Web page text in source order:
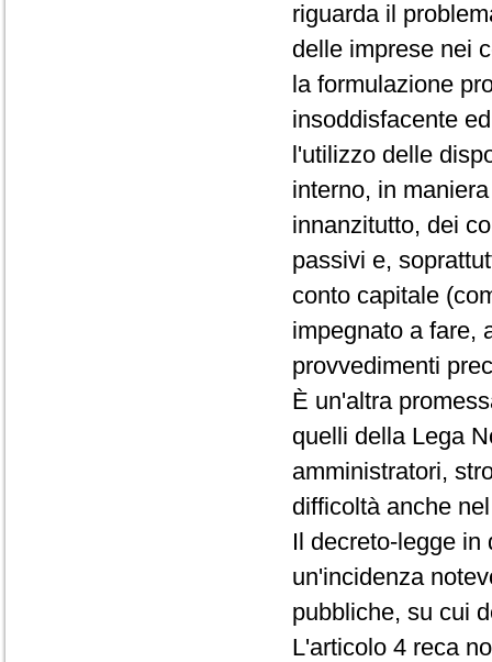
riguarda il
delle imprese nei
la formulazione
insoddisfacente
l'utilizzo delle
interno, in
innanzitutto, dei
passivi e,
conto capitale
impegnato a fare,
provvedimenti
È un'altra
quelli della Lega
amministratori,
difficoltà anche
Il decreto-legge
un'incidenza
pubbliche, su cui
L'articolo 4 reca